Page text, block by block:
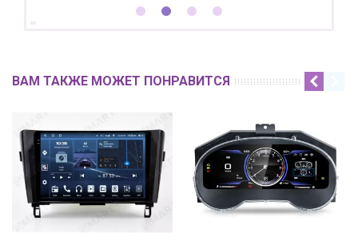
ВАМ ТАКЖЕ МОЖЕТ ПОНРАВИТСЯ